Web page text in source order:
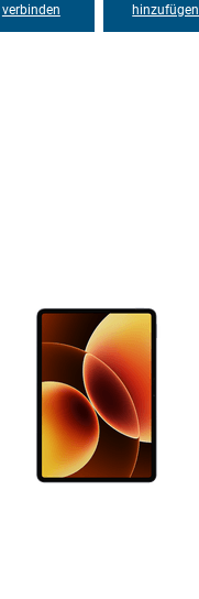
arbeiten oder spielen,
verbinden
hinzufügen